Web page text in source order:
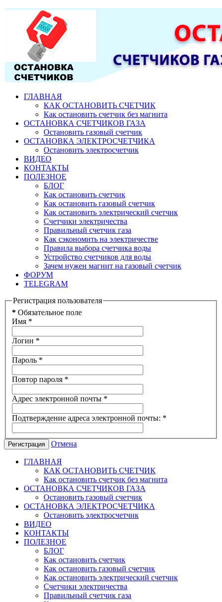
ГЛАВНАЯ
КАК ОСТАНОВИТЬ СЧЕТЧИК
Как остановить счетчик без магнита
ОСТАНОВКА СЧЕТЧИКОВ ГАЗА
Остановить газовый счетчик
ОСТАНОВКА ЭЛЕКТРОСЧЕТЧИКА
Остановить электросчетчик
ВИДЕО
КОНТАКТЫ
ПОЛЕЗНОЕ
БЛОГ
Как остановить счетчик
Как остановить газовый счетчик
Как остановить электрический счетчик
Счетчики электричества
Правильный счетчик газа
Как сэкономить на электричестве
Правила выбора счетчика воды
Устройство счетчиков для воды
Зачем нужен магнит на газовый счетчик
ФОРУМ
TELEGRAM
Регистрация пользователя
* Обязательное поле
Имя *
Логин *
Пароль *
Повтор пароля *
Адрес электронной почты *
Подтверждение адреса электронной почты: *
Регистрация Отмена
ГЛАВНАЯ
КАК ОСТАНОВИТЬ СЧЕТЧИК
Как остановить счетчик без магнита
ОСТАНОВКА СЧЕТЧИКОВ ГАЗА
Остановить газовый счетчик
ОСТАНОВКА ЭЛЕКТРОСЧЕТЧИКА
Остановить электросчетчик
ВИДЕО
КОНТАКТЫ
ПОЛЕЗНОЕ
БЛОГ
Как остановить счетчик
Как остановить газовый счетчик
Как остановить электрический счетчик
Счетчики электричества
Правильный счетчик газа